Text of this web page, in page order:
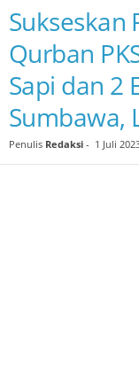
Sukseskan
Qurban
Sapi dan 2
Sumbawa,
Penulis Redaksi - 1 Juli